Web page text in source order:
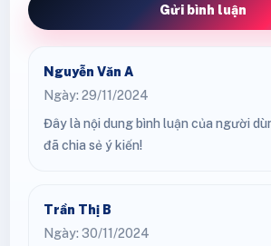
Gửi bình luận
Nguyễn Văn A
Ngày: 29/11/2024
Đây là nội dung bình luận của người
đã chia sẻ ý kiến!
Trần Thị B
Ngày: 30/11/2024